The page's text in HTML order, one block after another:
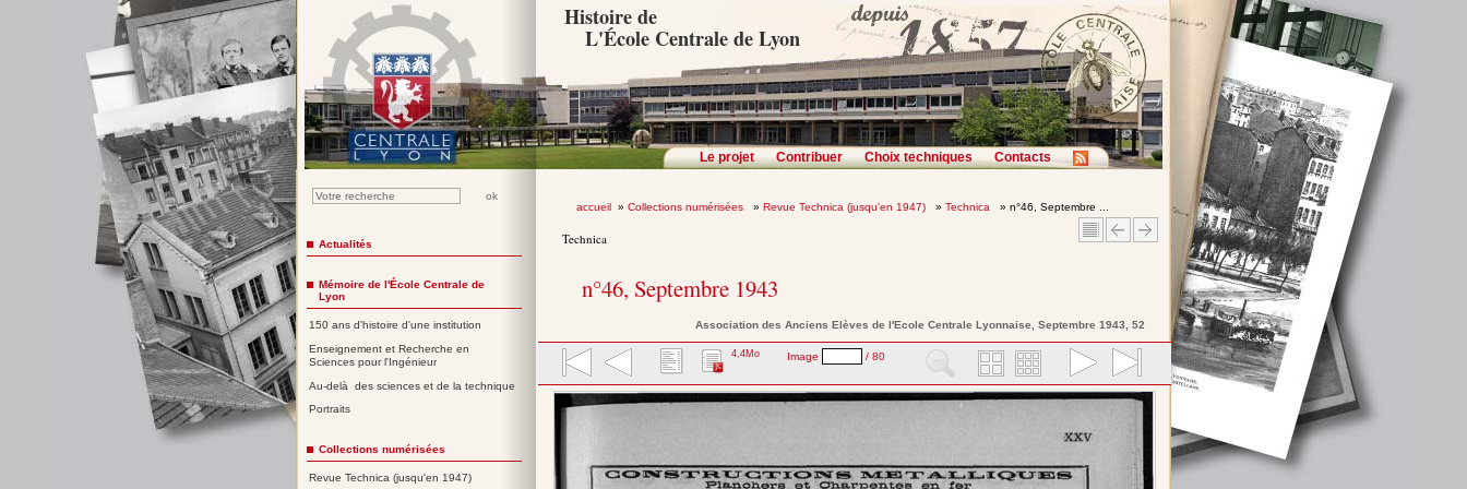
Histoire de
L'École Centrale de Lyon
Le projet Contribuer Choix techniques Contacts
accueil» Collections numérisées » Revue Technica (jusqu'en 1947) » Technica » n°46, Septembre ...
Technica
n°46, Septembre 1943
Association des Anciens Elèves de l'Ecole Centrale Lyonnaise, Septembre 1943, 52
4,4Mo Image / 80
Actualités
Mémoire de l'École Centrale de
Lyon
150 ans d'histoire d'une institution
Enseignement et Recherche en
Sciences pour l'Ingénieur
Au-delà des sciences et de la technique
Portraits
Collections numérisées
Revue Technica (jusqu'en 1947)